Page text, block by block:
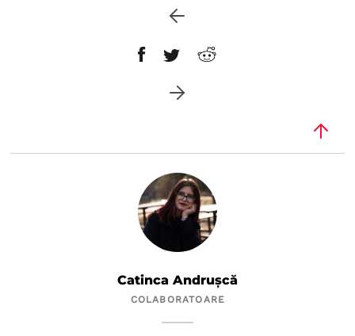
Catinca Andrușcă
COLABORATOARE